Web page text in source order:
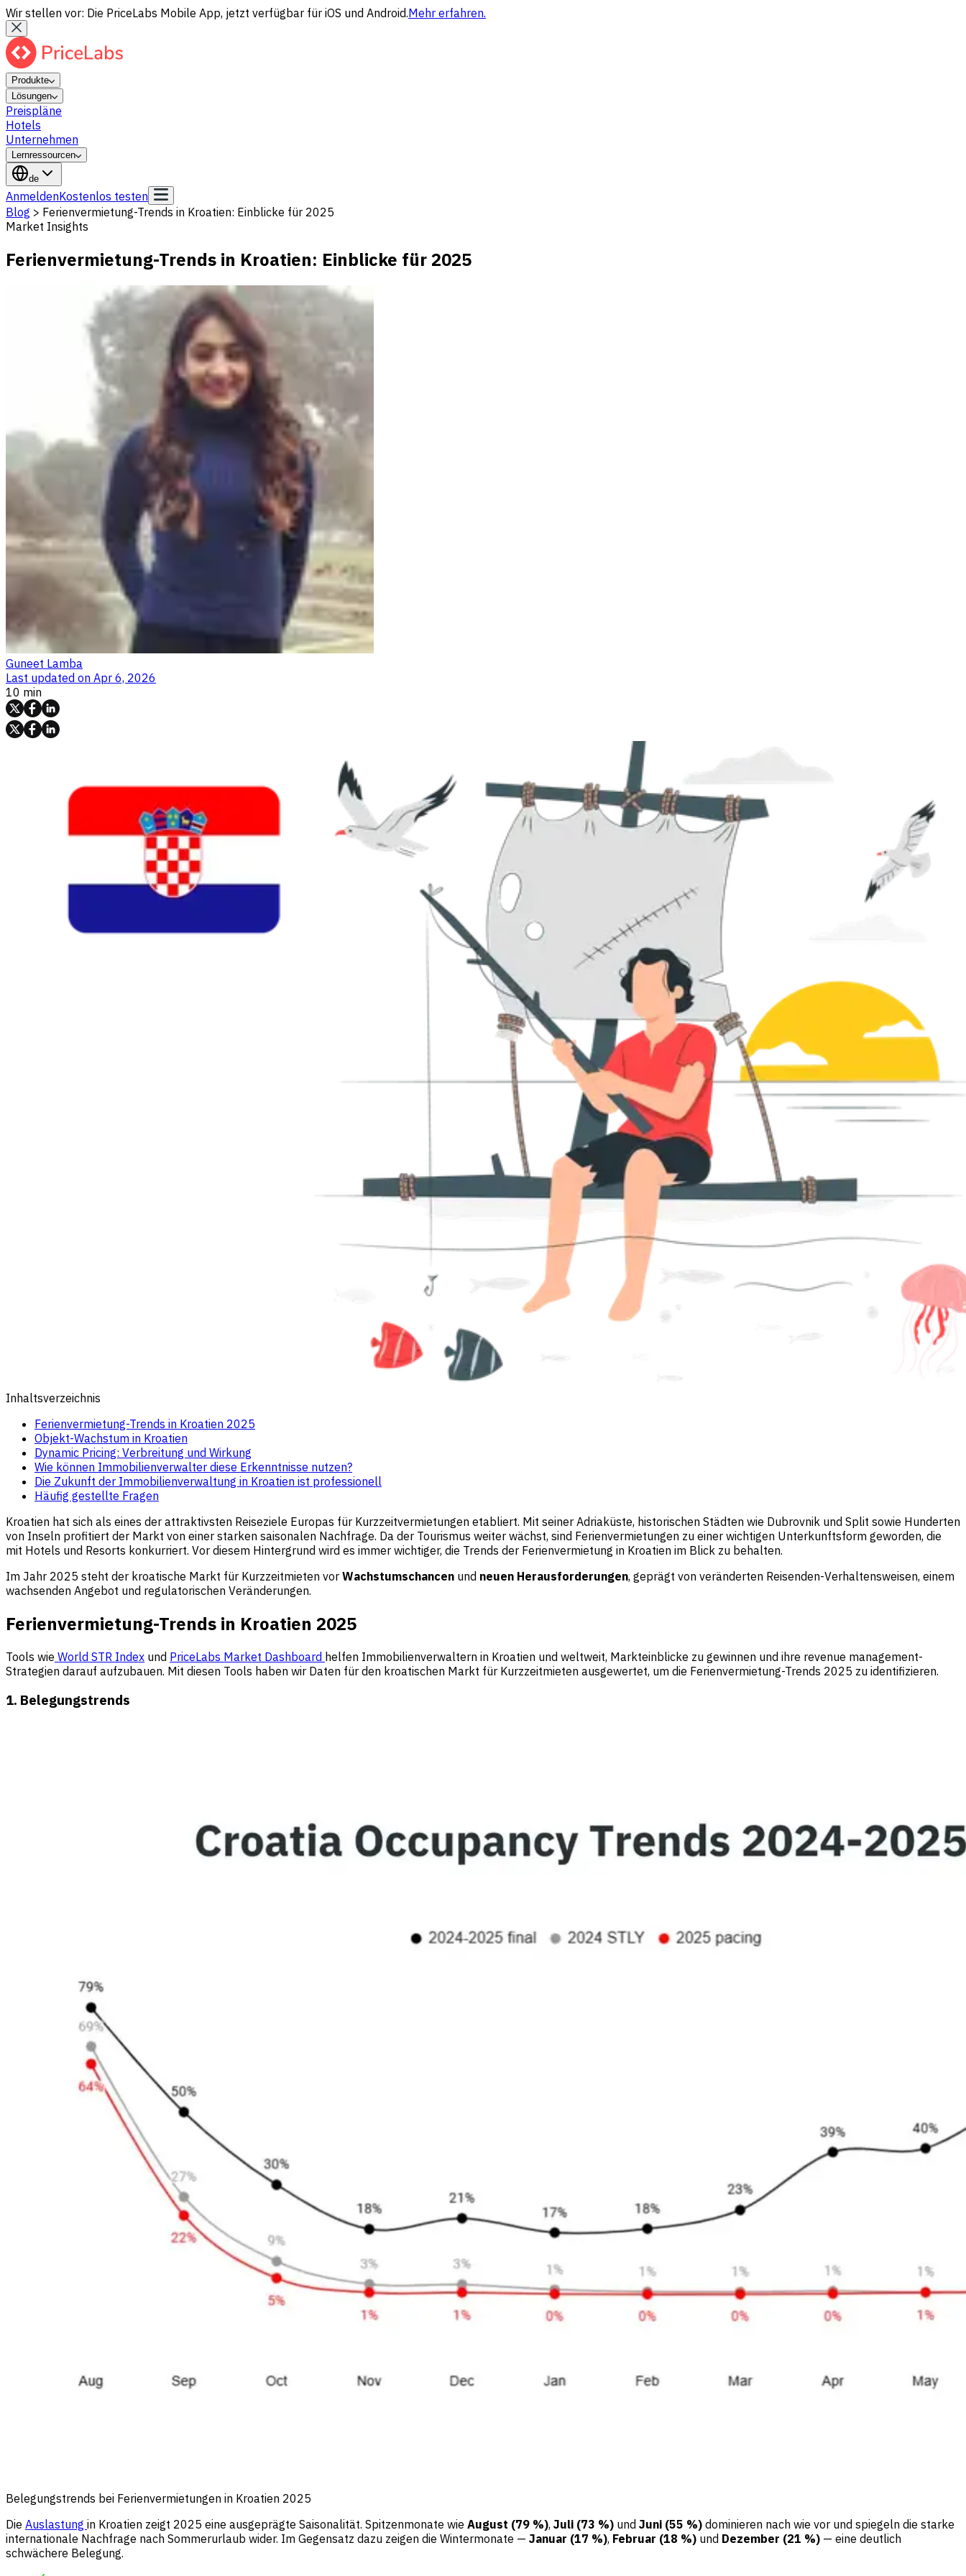
Wir stellen vor: Die PriceLabs Mobile App, jetzt verfügbar für iOS und Android.Mehr erfahren.
Produkte
Lösungen
Preispläne
Hotels
Unternehmen
Lernressourcen
de
AnmeldenKostenlos testen
Blog > Ferienvermietung-Trends in Kroatien: Einblicke für 2025
Market Insights
Ferienvermietung-Trends in Kroatien: Einblicke für 2025
Guneet Lamba
Last updated on Apr 6, 2026
10 min
Inhaltsverzeichnis
Ferienvermietung-Trends in Kroatien 2025
Objekt-Wachstum in Kroatien
Dynamic Pricing: Verbreitung und Wirkung
Wie können Immobilienverwalter diese Erkenntnisse nutzen?
Die Zukunft der Immobilienverwaltung in Kroatien ist professionell
Häufig gestellte Fragen
Kroatien hat sich als eines der attraktivsten Reiseziele Europas für Kurzzeitvermietungen etabliert. Mit seiner Adriaküste, historischen Städten wie Dubrovnik und Split sowie Hunderten
von Inseln profitiert der Markt von einer starken saisonalen Nachfrage. Da der Tourismus weiter wächst, sind Ferienvermietungen zu einer wichtigen Unterkunftsform geworden, die
mit Hotels und Resorts konkurriert. Vor diesem Hintergrund wird es immer wichtiger, die Trends der Ferienvermietung in Kroatien im Blick zu behalten.
Im Jahr 2025 steht der kroatische Markt für Kurzzeitmieten vor Wachstumschancen und neuen Herausforderungen, geprägt von veränderten Reisenden-Verhaltensweisen, einem
wachsenden Angebot und regulatorischen Veränderungen.
Ferienvermietung-Trends in Kroatien 2025
Tools wie World STR Index und PriceLabs Market Dashboard helfen Immobilienverwaltern in Kroatien und weltweit, Markteinblicke zu gewinnen und ihre revenue management-
Strategien darauf aufzubauen. Mit diesen Tools haben wir Daten für den kroatischen Markt für Kurzzeitmieten ausgewertet, um die Ferienvermietung-Trends 2025 zu identifizieren.
1. Belegungstrends
Belegungstrends bei Ferienvermietungen in Kroatien 2025
Die Auslastung in Kroatien zeigt 2025 eine ausgeprägte Saisonalität. Spitzenmonate wie August (79 %), Juli (73 %) und Juni (55 %) dominieren nach wie vor und spiegeln die starke
internationale Nachfrage nach Sommerurlaub wider. Im Gegensatz dazu zeigen die Wintermonate — Januar (17 %), Februar (18 %) und Dezember (21 %) — eine deutlich
schwächere Belegung.